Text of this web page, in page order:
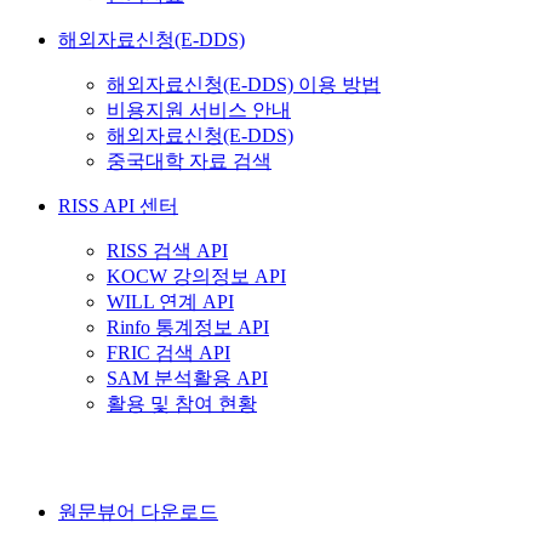
해외자료신청(E-DDS)
해외자료신청(E-DDS) 이용 방법
비용지원 서비스 안내
해외자료신청(E-DDS)
중국대학 자료 검색
RISS API 센터
RISS 검색 API
KOCW 강의정보 API
WILL 연계 API
Rinfo 통계정보 API
FRIC 검색 API
SAM 분석활용 API
활용 및 참여 현황
원문뷰어 다운로드